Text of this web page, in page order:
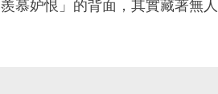
慕妒恨」的背面，其實藏著無人